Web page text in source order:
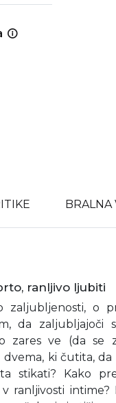
BRALNA
ranljivo ljubiti
zaljubljenosti, o
da zaljubljajoči
zares ve (da se
ki čutita,
stikati? Kako
ranljivosti